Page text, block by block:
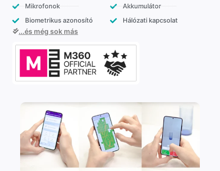
Mikrofonok
Biometrikus azonosító
Akkumulátor
Hálózati kapcsolat
...és még sok más